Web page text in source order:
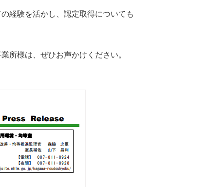
経験を活かし、認定取得についても
所様は、ぜひお声かけください。